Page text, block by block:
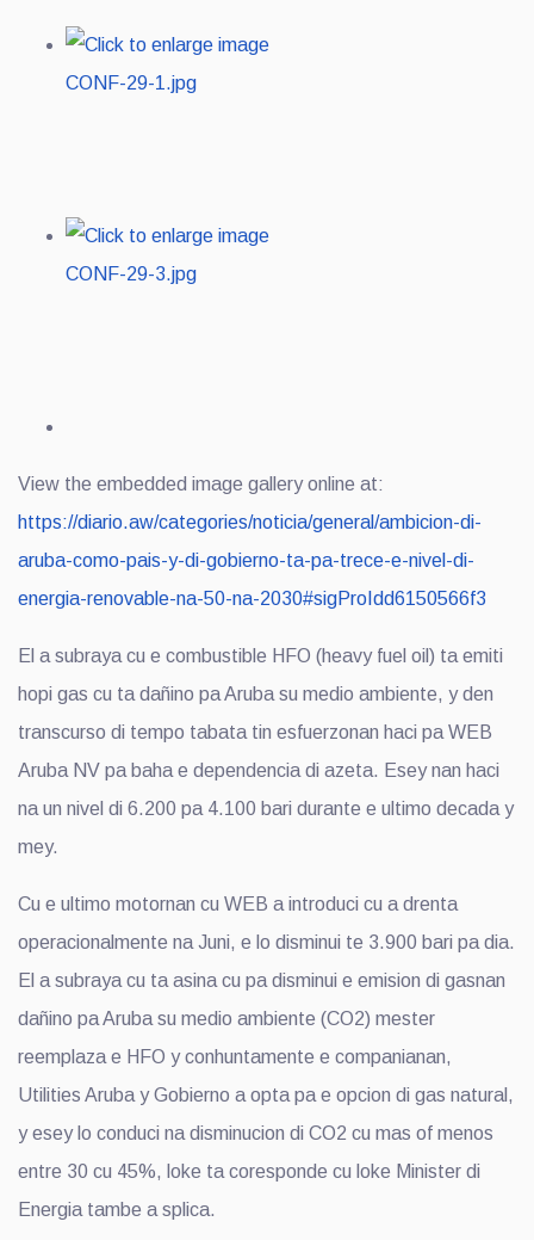
View the embedded image gallery online at:
https://diario.aw/categories/noticia/general/ambicion-di-
aruba-como-pais-y-di-gobierno-ta-pa-trece-e-nivel-di-
energia-renovable-na-50-na-2030#sigProIdd6150566f3
El a subraya cu e combustible HFO (heavy fuel oil) ta emiti
hopi gas cu ta dañino pa Aruba su medio ambiente, y den
transcurso di tempo tabata tin esfuerzonan haci pa WEB
Aruba NV pa baha e dependencia di azeta. Esey nan haci
na un nivel di 6.200 pa 4.100 bari durante e ultimo decada y
mey.
Cu e ultimo motornan cu WEB a introduci cu a drenta
operacionalmente na Juni, e lo disminui te 3.900 bari pa dia.
El a subraya cu ta asina cu pa disminui e emision di gasnan
dañino pa Aruba su medio ambiente (CO2) mester
reemplaza e HFO y conhuntamente e companianan,
Utilities Aruba y Gobierno a opta pa e opcion di gas natural,
y esey lo conduci na disminucion di CO2 cu mas of menos
entre 30 cu 45%, loke ta coresponde cu loke Minister di
Energia tambe a splica.